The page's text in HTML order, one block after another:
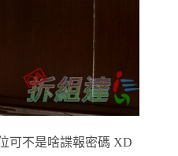
可不是啥諜報密碼 XD